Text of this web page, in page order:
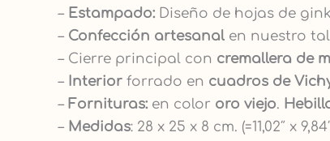
– Estampado: Diseño de hojas de
– Confección artesanal en nuestro
– Cierre principal con cremallera de
– Interior forrado en cuadros de
– Fornituras: en color oro viejo.
– Medidas: 28 x 25 x 8 cm. (=11,02″ x